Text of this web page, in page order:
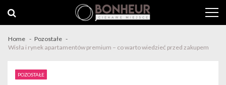
Home
Pozostałe
Wisła i rynek apartamentów premium – co warto wiedzieć przed zakupem
POZOSTAŁE